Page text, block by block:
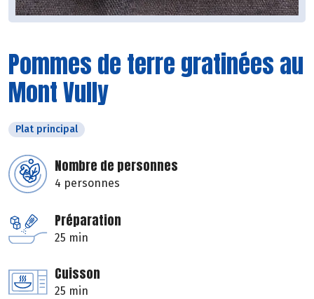
Pommes de terre gratinées au
Mont Vully
Plat principal
Nombre de personnes
4 personnes
Préparation
25 min
Cuisson
25 min